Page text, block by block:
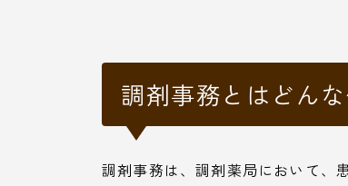
調剤事務とはどん
調剤事務は、調剤薬局において、